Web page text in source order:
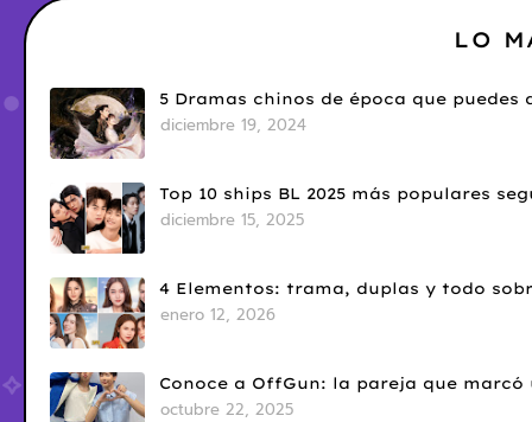
LO
5 Dramas chinos de época que
diciembre 19, 2024
Top 10 ships BL 2025 más populares
diciembre 15, 2025
4 Elementos: trama, duplas y todo
enero 12, 2026
Conoce a OffGun: la pareja que
octubre 22, 2025